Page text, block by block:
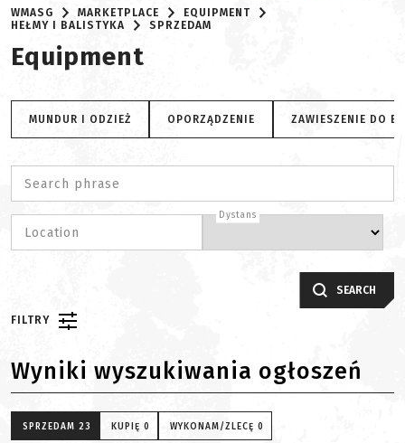
WMASG MARKETPLACE
EQUIPMENT
HEŁMY I BALISTYKA
SPRZEDAM
Equipment
MUNDUR I ODZIEŻ OPORZĄDZENIE ZAWIESZENIE DO
Search phrase
Location
Dystans
SEARCH
FILTRY
Wyniki wyszukiwania ogłoszeń
SPRZEDAM 23 KUPIĘ 0 WYKONAM/ZLECĘ 0